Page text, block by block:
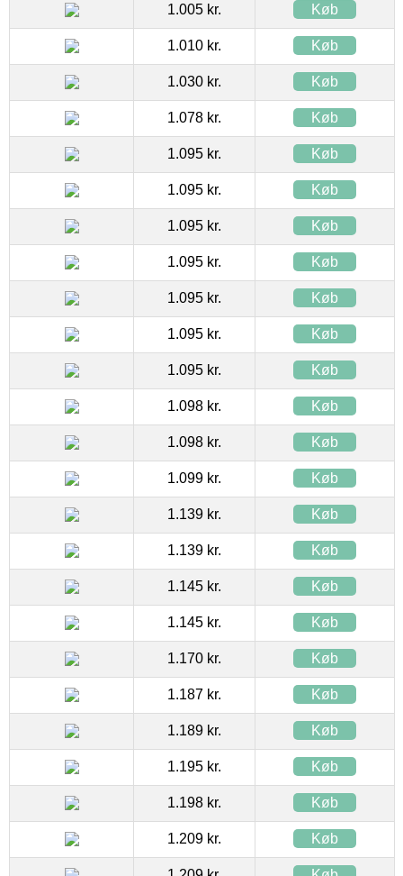
1.005 kr. Køb
1.010 kr. Køb
1.030 kr. Køb
1.078 kr. Køb
1.095 kr. Køb
1.095 kr. Køb
1.095 kr. Køb
1.095 kr. Køb
1.095 kr. Køb
1.095 kr. Køb
1.095 kr. Køb
1.098 kr. Køb
1.098 kr. Køb
1.099 kr. Køb
1.139 kr. Køb
1.139 kr. Køb
1.145 kr. Køb
1.145 kr. Køb
1.170 kr. Køb
1.187 kr. Køb
1.189 kr. Køb
1.195 kr. Køb
1.198 kr. Køb
1.209 kr. Køb